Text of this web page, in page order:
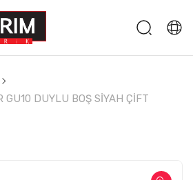
GU10 DUYLU BOŞ SİYAH ÇİFT